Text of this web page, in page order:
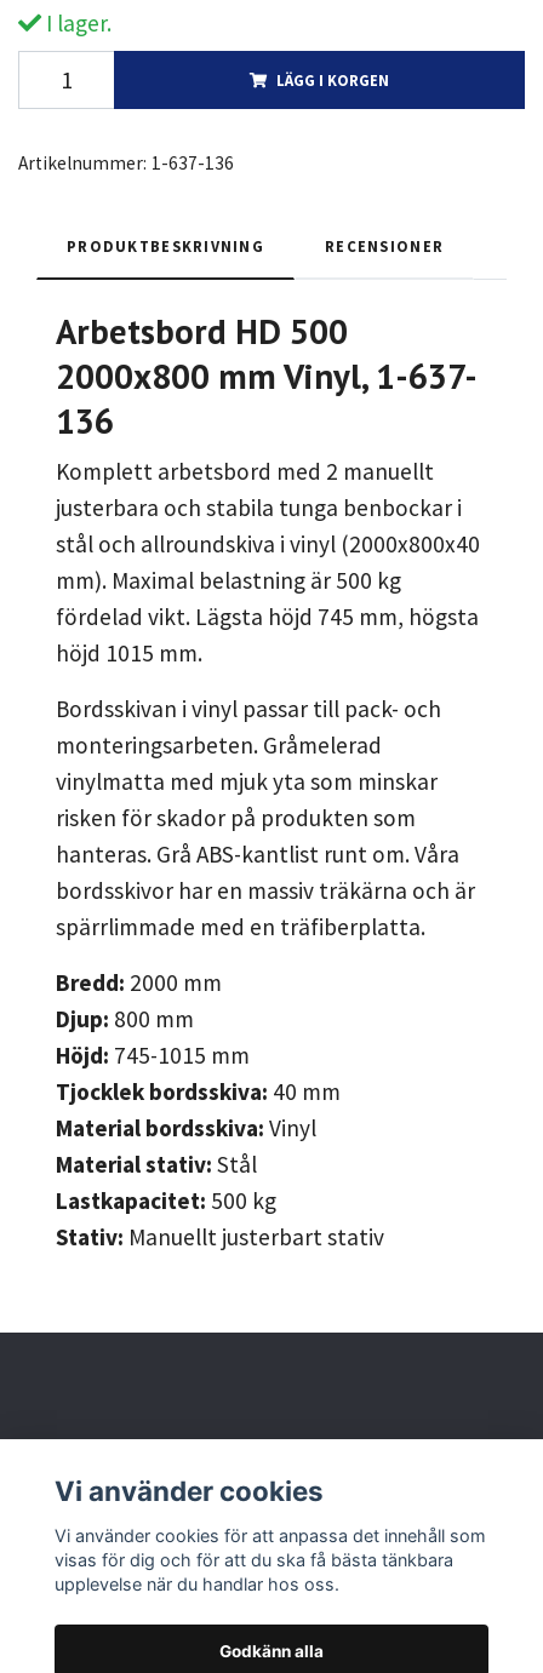
I lager.
LÄGG I KORGEN
Artikelnummer: 1-637-136
PRODUKTBESKRIVNING RECENSIONER
Arbetsbord HD 500
2000x800 mm Vinyl, 1-637-
136
Komplett arbetsbord med 2 manuellt
justerbara och stabila tunga benbockar i
stål och allroundskiva i vinyl (2000x800x40
mm). Maximal belastning är 500 kg
fördelad vikt. Lägsta höjd 745 mm, högsta
höjd 1015 mm.
Bordsskivan i vinyl passar till pack- och
monteringsarbeten. Gråmelerad
vinylmatta med mjuk yta som minskar
risken för skador på produkten som
hanteras. Grå ABS-kantlist runt om. Våra
bordsskivor har en massiv träkärna och är
spärrlimmade med en träfiberplatta.
Bredd: 2000 mm
Djup: 800 mm
Höjd: 745-1015 mm
Tjocklek bordsskiva: 40 mm
Material bordsskiva: Vinyl
Material stativ: Stål
Lastkapacitet: 500 kg
Stativ: Manuellt justerbart stativ
Läs mer
Vi använder cookies
Vi använder cookies för att anpassa det innehåll som
visas för dig och för att du ska få bästa tänkbara
upplevelse när du handlar hos oss.
Godkänn alla